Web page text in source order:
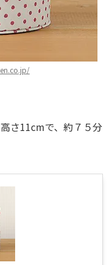
さ11cmで、約７５分